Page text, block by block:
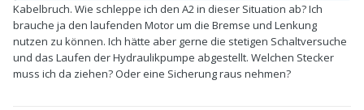
Kabelbruch. Wie schleppe ich den A2 in dieser Situation ab? Ich
brauche ja den laufenden Motor um die Bremse und Lenkung
nutzen zu können. Ich hätte aber gerne die stetigen Schaltversuche
und das Laufen der Hydraulikpumpe abgestellt. Welchen Stecker
muss ich da ziehen? Oder eine Sicherung raus nehmen?